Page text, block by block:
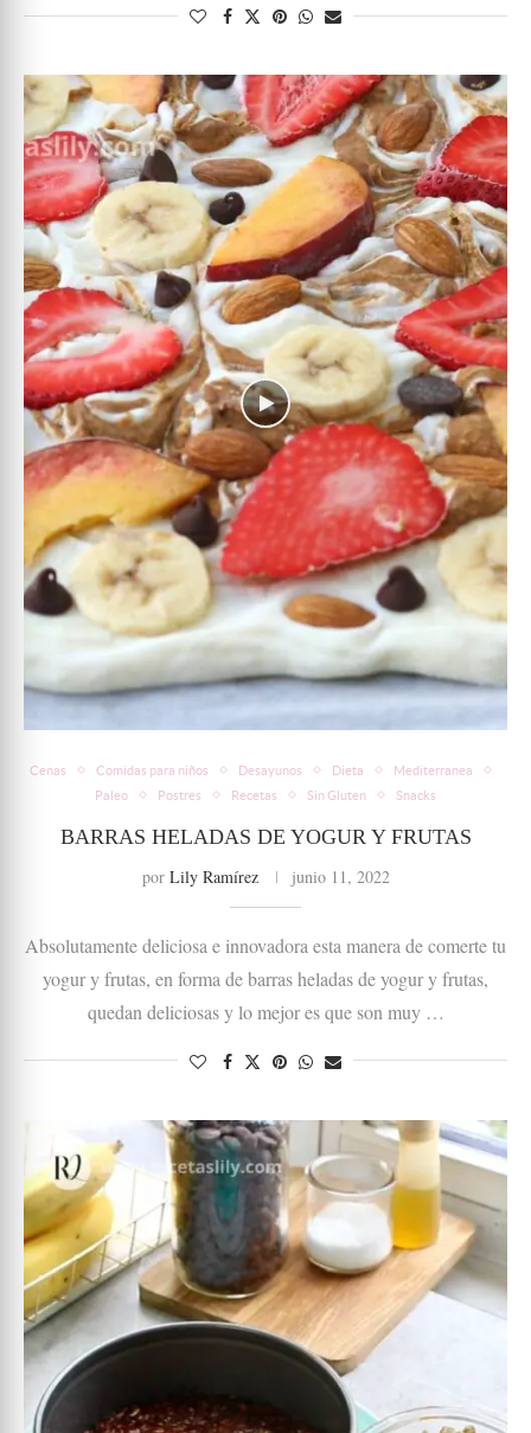
Cenas Comidas para niños Desayunos Dieta
Mediterranea
Paleo
Postres Recetas Sin Gluten Snacks
BARRAS HELADAS DE YOGUR Y FRUTAS
por Lily Ramírez junio 11, 2022
Absolutamente deliciosa e innovadora esta manera de comerte tu
yogur y frutas, en forma de barras heladas de yogur y frutas,
quedan deliciosas y lo mejor es que son muy …